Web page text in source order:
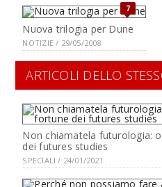
7
Nuova trilogia per Dune
NOTIZIE / 29/05/2008
ARTICOLI DELLO
Non chiamatela futurologia:
dei futures studies
SPECIALI / 24/01/2021